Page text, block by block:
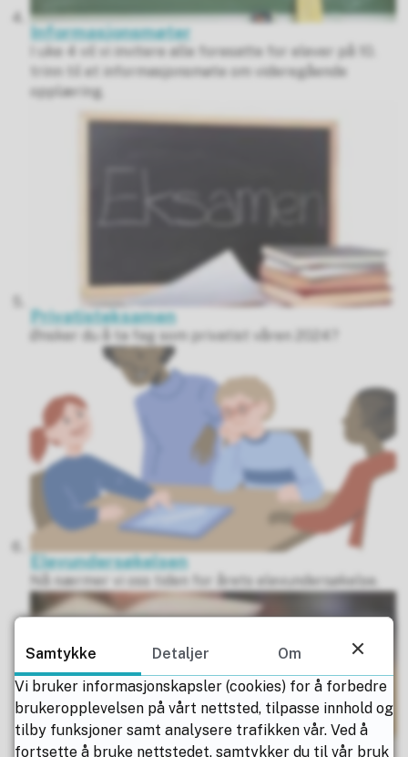
Informasjonsmøter
I uke 4 vil vi invitere alle foresatte for elever på 10.
trinn til et informasjonsmøte om videregående
opplæring.
Privatisteksamen
Ønsker du å ta fag som privatist våren 2024?
Elevundersøkelsen
Nå nærmer vi oss tiden for årets elevundersøkelse.
Samtykke Detaljer
Om
Vi bruker informasjonskapsler (cookies) for å forbedre
brukeropplevelsen på vårt nettsted, tilpasse innhold og
tilby funksjoner samt analysere trafikken vår. Ved å
fortsette å bruke nettstedet, samtykker du til vår bruk